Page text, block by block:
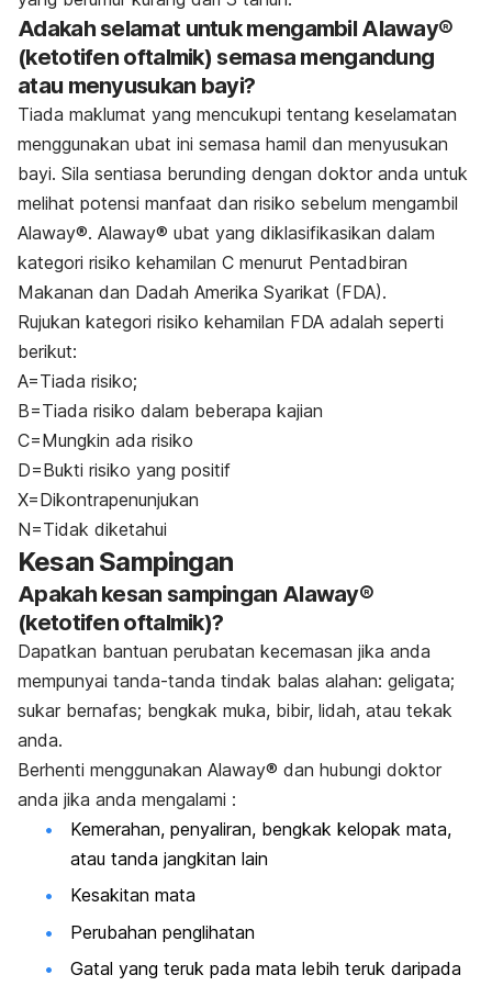
Adakah selamat untuk mengambil Alaway®
(ketotifen oftalmik) semasa mengandung
atau menyusukan bayi?
Tiada maklumat yang mencukupi tentang keselamatan
menggunakan ubat ini semasa hamil dan menyusukan
bayi. Sila sentiasa berunding dengan doktor anda untuk
melihat potensi manfaat dan risiko sebelum mengambil
Alaway®. Alaway® ubat yang diklasifikasikan dalam
kategori risiko kehamilan C menurut Pentadbiran
Makanan dan Dadah Amerika Syarikat (FDA).
Rujukan kategori risiko kehamilan FDA adalah seperti
berikut:
A=Tiada risiko;
B=Tiada risiko dalam beberapa kajian
C=Mungkin ada risiko
D=Bukti risiko yang positif
X=Dikontrapenunjukan
N=Tidak diketahui
Kesan Sampingan
Apakah kesan sampingan Alaway®
(ketotifen oftalmik)?
Dapatkan bantuan perubatan kecemasan jika anda
mempunyai tanda-tanda tindak balas alahan: geligata;
sukar bernafas; bengkak muka, bibir, lidah, atau tekak
anda.
Berhenti menggunakan Alaway® dan hubungi doktor
anda jika anda mengalami :
Kemerahan, penyaliran, bengkak kelopak mata,
atau tanda jangkitan lain
Kesakitan mata
Perubahan penglihatan
Gatal yang teruk pada mata lebih teruk daripada